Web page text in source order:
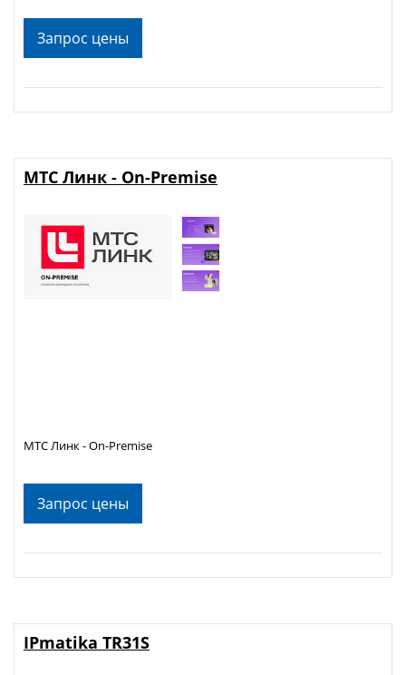
Запрос цены
Запрос цены
МТС Линк - On-Premise
МТС Линк - On-Premise
IPmatika TR31S